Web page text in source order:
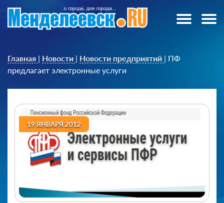
Главная | Новости | Новости предприятий | ПФ
предлагает электронные услуги
19 ЯНВАРЯ 2012